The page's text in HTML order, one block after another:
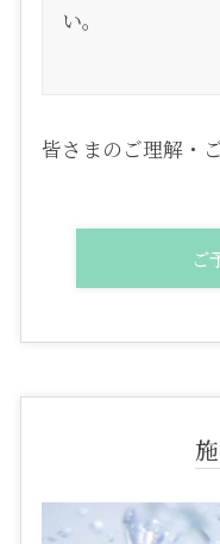
い。
皆さまのご理解・
ご